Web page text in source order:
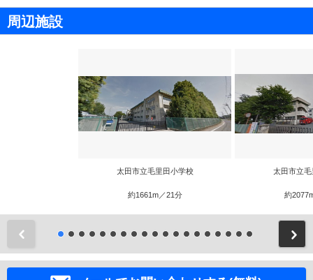
周辺施設
太田市立毛里田小学校
約1661m／21分
太田市立
約